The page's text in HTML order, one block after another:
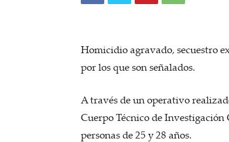
Homicidio agravado, secuestro
por los que son señalados.
A través de un operativo
Cuerpo Técnico de
personas de 25 y 28 años.